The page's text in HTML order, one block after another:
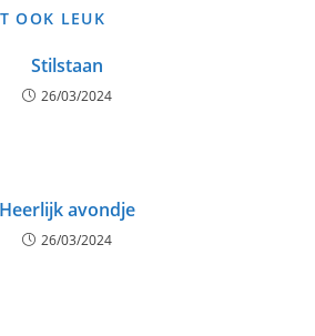
OOK LEUK
Stilstaan
26/03/2024
Heerlijk avondje
26/03/2024